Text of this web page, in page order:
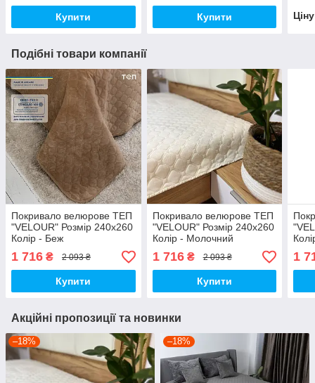
Купити Купити
Подібні товари компанії
Покривало велюрове ТЕП
"VELOUR" Розмір 240x260
Колір - Беж
1 716 ₴ 2 093 ₴
Купити
Покривало велюрове ТЕП
"VELOUR" Розмір 240x260
Колір - Молочний
1 716₴ 2 093 ₴
Купити
1
Акційні пропозиції та новинки
–18% –18%